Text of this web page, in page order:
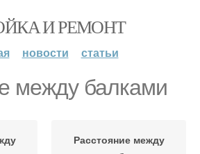
И РЕМОНТ
новости статьи
между балками
Расстояние между